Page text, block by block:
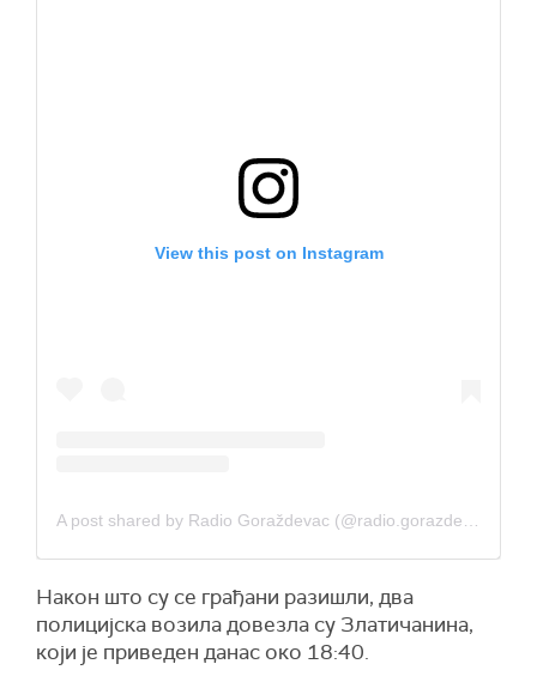
View this post on Instagram
Након што су се грађани разишли, два
полицијска возила довезла су Златичанина,
који је приведен данас око 18:40.